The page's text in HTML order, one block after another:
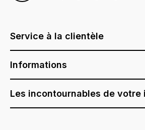
Service à la clientèle
Informations
Les incontournables de votre